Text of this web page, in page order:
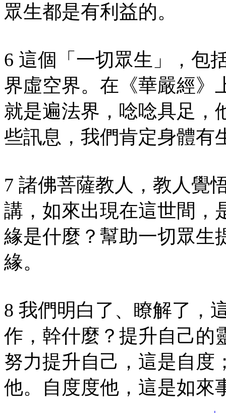
眾生都是有利益的。
6 這個「一切眾生」，包
界虛空界。在《華嚴經》
就是遍法界，唸唸具足，
些訊息，我們肯定身體有
7 諸佛菩薩教人，教人覺
講，如來出現在這世間，
緣是什麼？幫助一切眾生
緣。
8 我們明白了、瞭解了，
作，幹什麼？提升自己的
努力提升自己，這是自度
他。自度度他，這是如來